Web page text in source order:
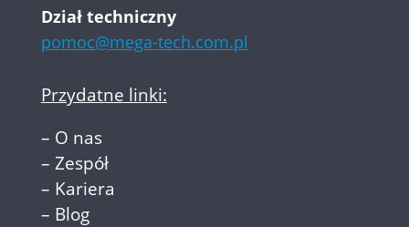
Dział techniczny
pomoc@mega-tech.com.pl
Przydatne linki:
– O nas
– Zespół
– Kariera
– Blog